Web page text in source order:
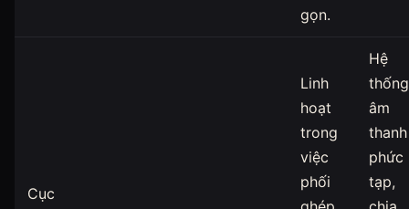
gọn.
Cục
Linh
hoạt
trong
việc
phối
Hệ
thống
âm
thanh
phức
tạp,